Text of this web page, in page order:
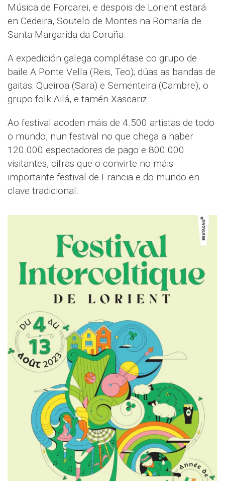
Música de Forcarei, e despois de Lorient estará
en Cedeira, Soutelo de Montes na Romaría de
Santa Margarida da Coruña.
A expedición galega complétase co grupo de
baile A Ponte Vella (Reis, Teo); dúas as bandas de
gaitas: Queiroa (Sara) e Sementeira (Cambre), o
grupo folk Ailá, e tamén Xascariz.
Ao festival acoden máis de 4.500 artistas de todo
o mundo, nun festival no que chega a haber
120.000 espectadores de pago e 800.000
visitantes, cifras que o convirte no máis
importante festival de Francia e do mundo en
clave tradicional.